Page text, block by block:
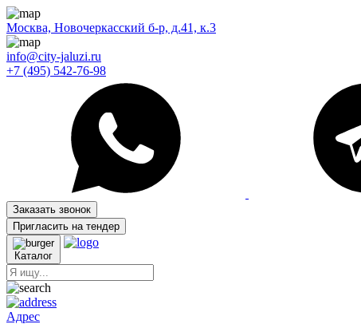
Москва, Новочеркасский б-р, д.41, к.3
info@city-jaluzi.ru
+7 (495) 542-76-98
Заказать звонок
Пригласить на тендер
Каталог
Адрес